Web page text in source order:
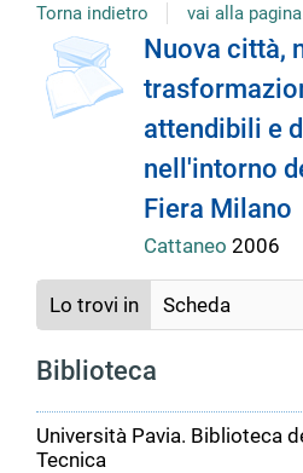
Torna indietro vai alla
Dettaglio
del
documento
Nuova città,
attendibili e
nell'intorno
Fiera Milano
Cattaneo 2006
Lo trovi in Scheda
Biblioteca
Università Pavia. Biblioteca
Tecnica